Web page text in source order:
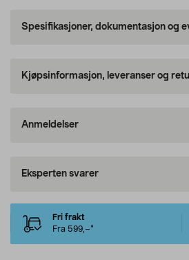
Spesifikasjoner, dokumentasjon og
Kjøpsinformasjon, leveranser og
Anmeldelser
Eksperten svarer
Fri frakt
Fra 599,–*